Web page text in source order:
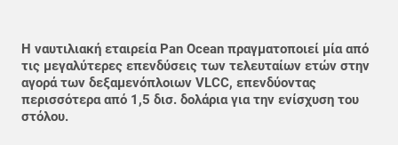
Η ναυτιλιακή εταιρεία Pan Ocean πραγματοποιεί μία από
τις μεγαλύτερες επενδύσεις των τελευταίων ετών στην
αγορά των δεξαμενόπλοιων VLCC, επενδύοντας
περισσότερα από 1,5 δισ. δολάρια για την ενίσχυση του
στόλου.